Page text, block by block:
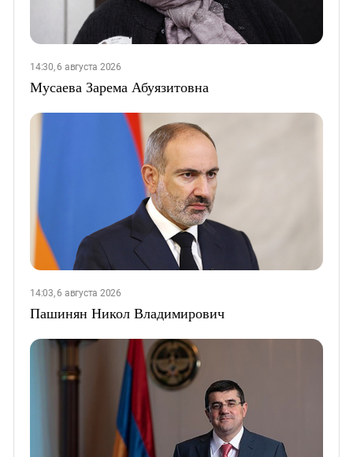
14:30, 6 августа 2026
Мусаева Зарема Абуязитовна
14:03, 6 августа 2026
Пашинян Никол Владимирович